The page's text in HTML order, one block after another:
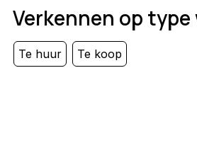
Verkennen op
Te huur Te koop